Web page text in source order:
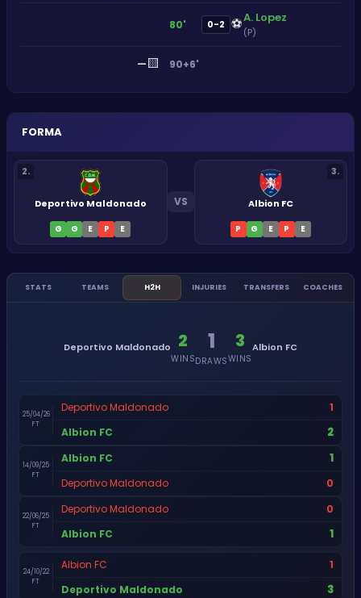
80' 0-2 ⚽A. Lopez
(P)
—🟨 90+6'
FORMA
2.
Deportivo Maldonado
G G E P E
VS
3.
Albion FC
P G E P E
STATS TEAMS H2H INJURIES TRANSFERS COACHES
Deportivo Maldonado 2
WINS
1
DRAWS
3
WINS
Albion FC
25/04/26
FT
Deportivo Maldonado 1
Albion FC 2
14/09/25
FT
Albion FC 1
Deportivo Maldonado 0
22/06/25
FT
Deportivo Maldonado 0
Albion FC 1
24/10/22
FT
Albion FC 1
Deportivo Maldonado 3